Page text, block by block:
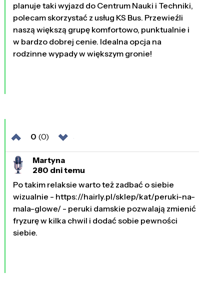
planuje taki wyjazd do Centrum Nauki i Techniki,
polecam skorzystać z usług KS Bus. Przewieźli
naszą większą grupę komfortowo, punktualnie i
w bardzo dobrej cenie. Idealna opcja na
rodzinne wypady w większym gronie!
0 (0)
Martyna
280 dni temu
Po takim relaksie warto też zadbać o siebie
wizualnie - https://hairly.pl/sklep/kat/peruki-na-
mala-glowe/ - peruki damskie pozwalają zmienić
fryzurę w kilka chwil i dodać sobie pewności
siebie.